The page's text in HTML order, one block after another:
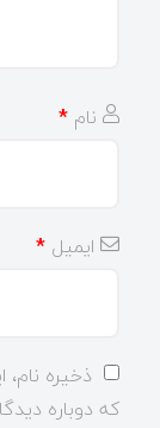
نام *
ایمیل *
ذخیره
که دوباره